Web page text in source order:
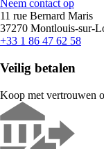
Neem contact op
11 rue Bernard Maris
37270 Montlouis-sur-
+33 1 86 47 62 58
Veilig betalen
Koop met vertrouwen